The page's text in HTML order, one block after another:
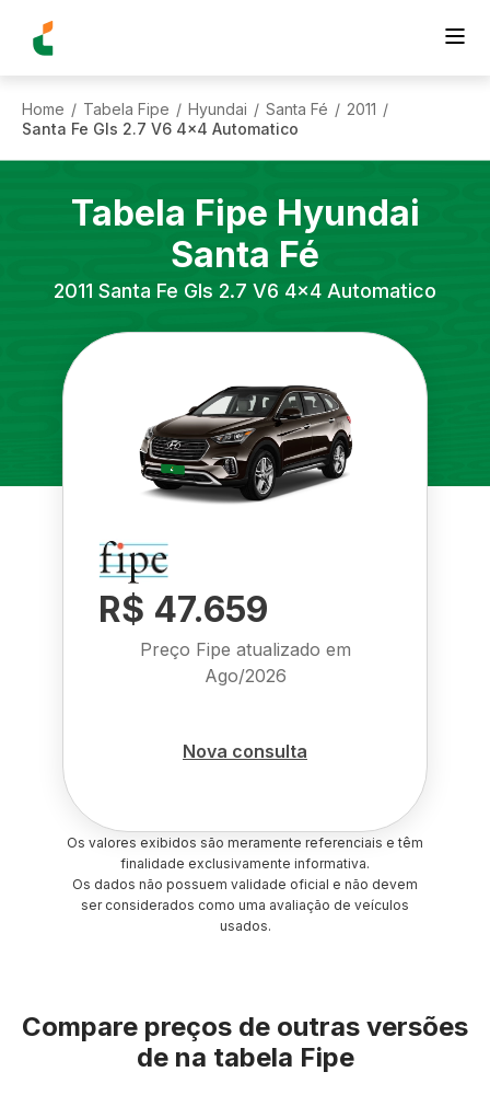
Home / Tabela Fipe / Hyundai / Santa Fé / 2011 /
Santa Fe Gls 2.7 V6 4x4 Automatico
Tabela Fipe Hyundai
Santa Fé
2011 Santa Fe Gls 2.7 V6 4x4 Automatico
R$ 47.659
Preço Fipe atualizado em
Ago/2026
Nova consulta
Os valores exibidos são meramente referenciais e têm
finalidade exclusivamente informativa.
Os dados não possuem validade oficial e não devem
ser considerados como uma avaliação de veículos
usados.
Compare preços de outras versões
de na tabela Fipe